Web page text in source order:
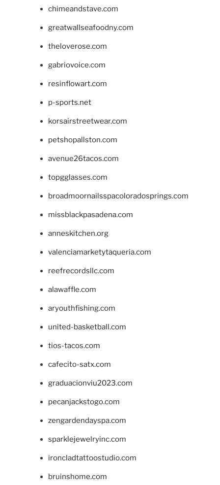
chimeandstave.com
greatwallseafoodny.com
theloverose.com
gabriovoice.com
resinflowart.com
p-sports.net
korsairstreetwear.com
petshopallston.com
avenue26tacos.com
topgglasses.com
broadmoornailsspacoloradosprings.com
missblackpasadena.com
anneskitchen.org
valenciamarketytaqueria.com
reefrecordsllc.com
alawaffle.com
aryouthfishing.com
united-basketball.com
tios-tacos.com
cafecito-satx.com
graduacionviu2023.com
pecanjackstogo.com
zengardendayspa.com
sparklejewelryinc.com
ironcladtattoostudio.com
bruinshome.com